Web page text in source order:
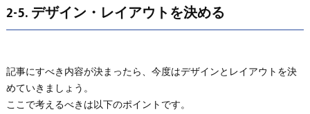
2-5. デザイン・レイアウトを決める
記事にすべき内容が決まったら、今度はデザインとレイアウトを決
めていきましょう。
ここで考えるべきは以下のポイントです。